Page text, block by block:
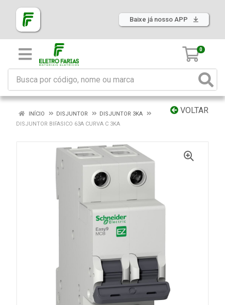
Baixe já nosso APP
0
VOLTAR
INÍCIO DISJUNTOR
DISJUNTOR 3KA
DISJUNTOR BIFASICO 63A CURVA C 3KA